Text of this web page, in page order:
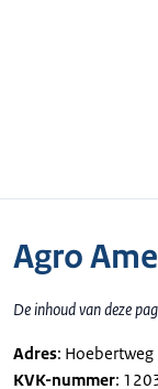
Agro
De inhoud van deze
Adres:
KVK-nummer: